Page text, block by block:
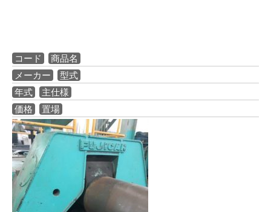
コード
商品名
メーカー
型式
年式
主仕様
価格
置場